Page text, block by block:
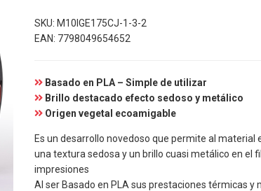
SKU: M10IGE175CJ-1-3-2
EAN: 7798049654652
Basado en PLA – Simple de utilizar
Brillo destacado efecto sedoso y metálico
Origen vegetal ecoamigable
Es un desarrollo novedoso que permite al material
una textura sedosa y un brillo cuasi metálico en el
impresiones
Al ser Basado en PLA sus prestaciones térmicas y